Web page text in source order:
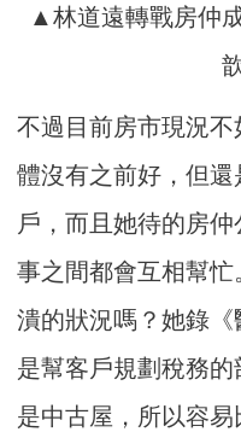
▲林道遠轉戰房仲
不過目前房市現況
體沒有之前好，但
戶，而且她待的房
事之間都會互相幫
潰的狀況嗎？她錄
是幫客戶規劃稅務
是中古屋，所以容